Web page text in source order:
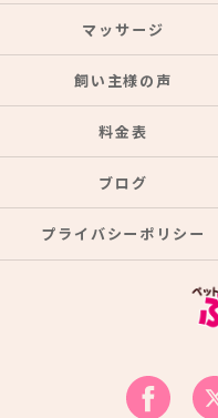
マッサージ
飼い主様の声
料金表
ブログ
プライバシーポリシー